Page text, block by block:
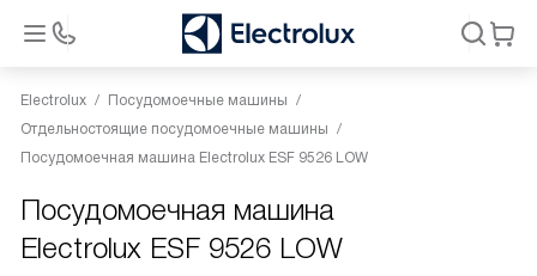
Electrolux
Посудомоечные машины
Отдельностоящие посудомоечные машины
Посудомоечная машина Electrolux ESF 9526 LOW
Посудомоечная машина
Electrolux ESF 9526 LOW